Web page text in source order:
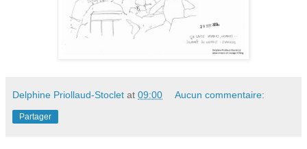
Delphine Priollaud-Stoclet at 09:00 Aucun commentaire:
Partager